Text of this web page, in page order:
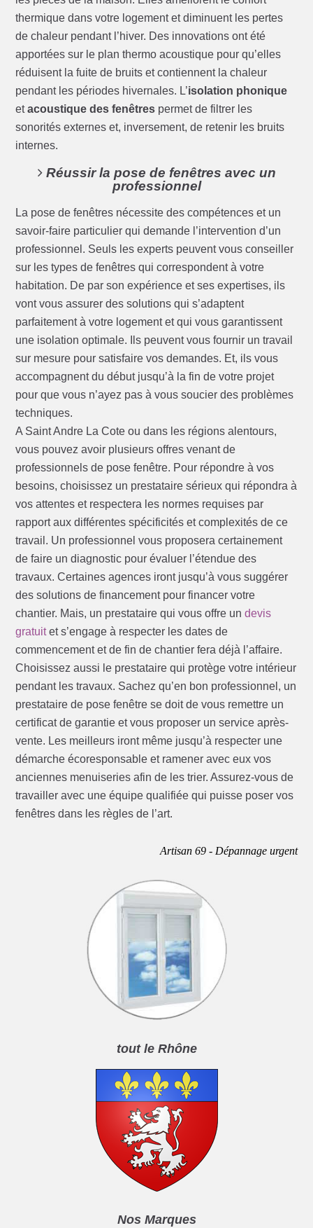
thermique dans votre logement et diminuent les pertes
de chaleur pendant l’hiver. Des innovations ont été
apportées sur le plan thermo acoustique pour qu’elles
réduisent la fuite de bruits et contiennent la chaleur
pendant les périodes hivernales. L’isolation phonique
etacoustique des fenêtres permet de filtrer les
sonorités externes et, inversement, de retenir les bruits
internes.
Réussir la pose de fenêtres avec un
professionnel
La pose de fenêtres nécessite des compétences et un
savoir-faire particulier qui demande l’intervention d’un
professionnel. Seuls les experts peuvent vous conseiller
sur les types de fenêtres qui correspondent à votre
habitation. De par son expérience et ses expertises, ils
vont vous assurer des solutions qui s’adaptent
parfaitement à votre logement et qui vous garantissent
une isolation optimale. Ils peuvent vous fournir un travail
sur mesure pour satisfaire vos demandes. Et, ils vous
accompagnent du début jusqu’à la fin de votre projet
pour que vous n’ayez pas à vous soucier des problèmes
techniques.
A Saint Andre La Cote ou dans les régions alentours,
vous pouvez avoir plusieurs offres venant de
professionnels de pose fenêtre. Pour répondre à vos
besoins, choisissez un prestataire sérieux qui répondra à
vos attentes et respectera les normes requises par
rapport aux différentes spécificités et complexités de ce
travail. Un professionnel vous proposera certainement
de faire un diagnostic pour évaluer l’étendue des
travaux. Certaines agences iront jusqu’à vous suggérer
des solutions de financement pour financer votre
chantier. Mais, un prestataire qui vous offre undevis
gratuitet s’engage à respecter les dates de
commencement et de fin de chantier fera déjà l’affaire.
Choisissez aussi le prestataire qui protège votre intérieur
pendant les travaux. Sachez qu’en bon professionnel, un
prestataire de pose fenêtre se doit de vous remettre un
certificat de garantie et vous proposer un service après-
vente. Les meilleurs iront même jusqu’à respecter une
démarche écoresponsable et ramener avec eux vos
anciennes menuiseries afin de les trier. Assurez-vous de
travailler avec une équipe qualifiée qui puisse poser vos
fenêtres dans les règles de l’art.
Artisan 69 - Dépannage urgent
tout le Rhône
Nos Marques